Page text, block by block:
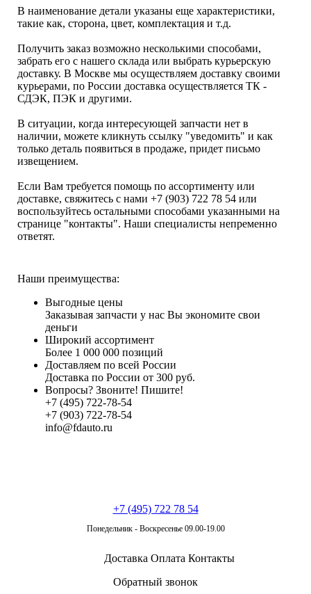
В наименование детали указаны еще характеристики,
такие как, сторона, цвет, комплектация и т.д.
Получить заказ возможно несколькими способами,
забрать его с нашего склада или выбрать курьерскую
доставку. В Москве мы осуществляем доставку своими
курьерами, по России доставка осуществляется ТК -
СДЭК, ПЭК и другими.
В ситуации, когда интересующей запчасти нет в
наличии, можете кликнуть ссылку "уведомить" и как
только деталь появиться в продаже, придет письмо
извещением.
Если Вам требуется помощь по ассортименту или
доставке, свяжитесь с нами +7 (903) 722 78 54 или
воспользуйтесь остальными способами указанными на
странице "контакты". Наши специалисты непременно
ответят.
Наши преимущества:
Выгодные цены
Заказывая запчасти у нас Вы экономите свои
деньги
Широкий ассортимент
Более 1 000 000 позиций
Доставляем по всей России
Доставка по России от 300 руб.
Вопросы? Звоните! Пишите!
+7 (495) 722-78-54
+7 (903) 722-78-54
info@fdauto.ru
+7 (495) 722 78 54
Понедельник - Воскресенье 09.00-19.00
Доставка Оплата Контакты
Обратный звонок